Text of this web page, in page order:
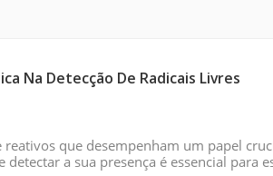
Na Detecção De Radicais Livres
que desempenham um papel
a sua presença é essencial para